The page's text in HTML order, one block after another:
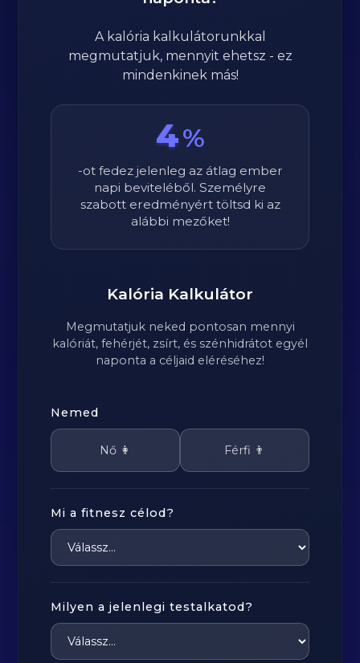
A kalória kalkulátorunkkal
megmutatjuk, mennyit ehetsz - ez
mindenkinek más!
4%
-ot fedez jelenleg az átlag ember
napi beviteléből. Személyre
szabott eredményért töltsd ki az
alábbi mezőket!
Kalória Kalkulátor
Megmutatjuk neked pontosan mennyi
kalóriát, fehérjét, zsírt, és szénhidrátot egyél
naponta a céljaid eléréséhez!
Nemed
Nő 👩 Férfi 👨
Mi a fitnesz célod?
Milyen a jelenlegi testalkatod?